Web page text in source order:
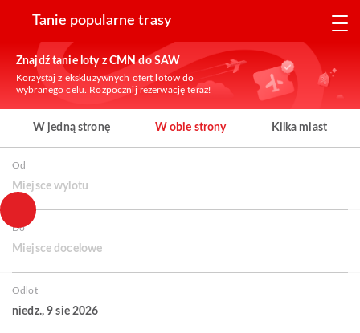
Tanie popularne trasy
Znajdź tanie loty z CMN do SAW
Korzystaj z ekskluzywnych ofert lotów do
wybranego celu. Rozpocznij rezerwację teraz!
W jedną stronę W obie strony Kilka miast
Od
Miejsce wylotu
Do
Miejsce docelowe
Odlot
niedz., 9 sie 2026